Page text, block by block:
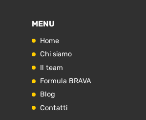
MENU
Home
Chi siamo
Il team
Formula BRAVA
Blog
Contatti